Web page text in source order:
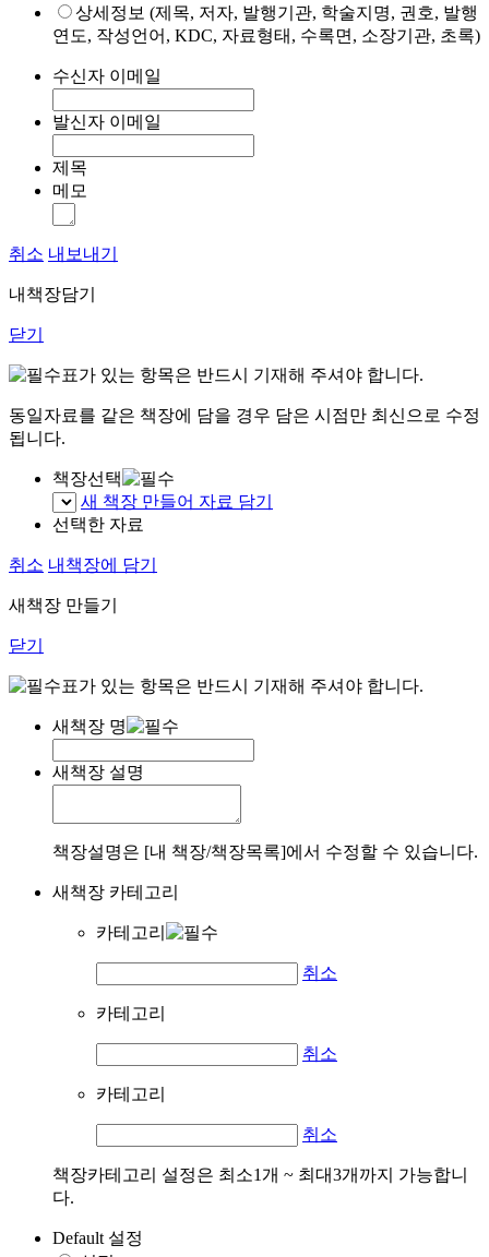
상세정보 (제목, 저자, 발행기관, 학술지명, 권호, 발행
연도, 작성언어, KDC, 자료형태, 수록면, 소장기관, 초록)
수신자 이메일
발신자 이메일
제목
메모
취소 내보내기
내책장담기
닫기
표가 있는 항목은 반드시 기재해 주셔야 합니다.
동일자료를 같은 책장에 담을 경우 담은 시점만 최신으로 수정
됩니다.
책장선택
새 책장 만들어 자료 담기
선택한 자료
취소 내책장에 담기
새책장 만들기
닫기
표가 있는 항목은 반드시 기재해 주셔야 합니다.
새책장 명
새책장 설명
책장설명은 [내 책장/책장목록]에서 수정할 수 있습니다.
새책장 카테고리
카테고리
취소
카테고리
취소
카테고리
취소
책장카테고리 설정은 최소1개 ~ 최대3개까지 가능합니
다.
Default 설정